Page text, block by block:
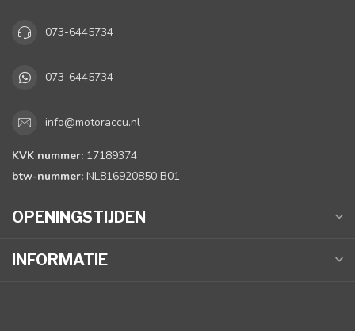
073-6445734
073-6445734
info@motoraccu.nl
KVK nummer: 17189374
btw-nummer: NL816920850 B01
OPENINGSTIJDEN
INFORMATIE